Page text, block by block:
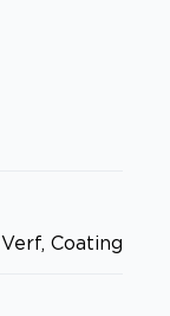
Verf, Coating